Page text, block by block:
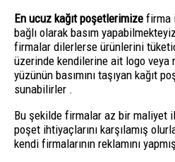
En ucuz kağıt poşetlerimize firma
bağlı olarak basım
firmalar dilerlerse ürünlerini
üzerinde kendilerine ait logo veya
yüzünün basımını taşıyan kağıt
sunabilirler .
Bu şekilde firmalar az bir maliyet
poşet ihtiyaçlarını karşılamış
kendi firmalarının reklamını